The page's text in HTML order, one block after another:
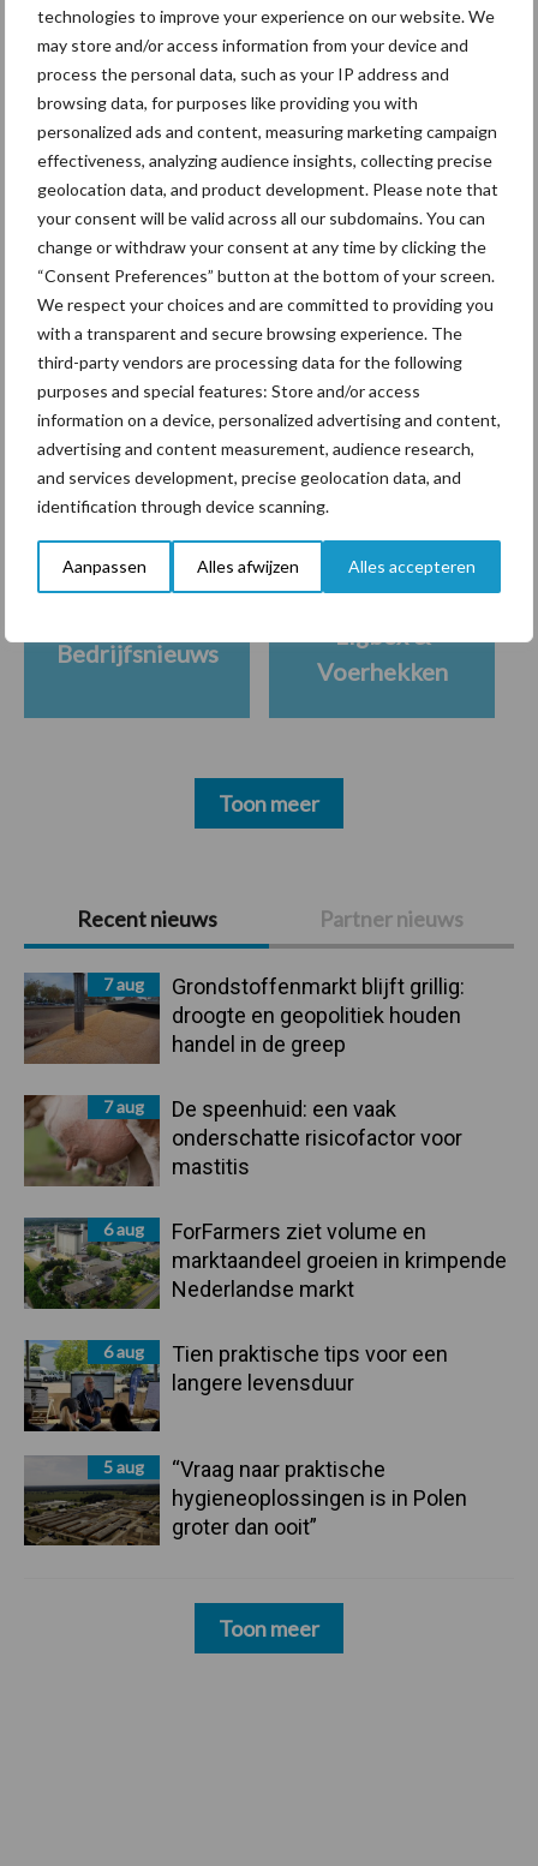
technologies to improve your experience on our website. We
may store and/or access information from your device and
process the personal data, such as your IP address and
browsing data, for purposes like providing you with
personalized ads and content, measuring marketing campaign
effectiveness, analyzing audience insights, collecting precise
geolocation data, and product development. Please note that
your consent will be valid across all our subdomains. You can
change or withdraw your consent at any time by clicking the
“Consent Preferences” button at the bottom of your screen.
We respect your choices and are committed to providing you
with a transparent and secure browsing experience. The
third-party vendors are processing data for the following
purposes and special features: Store and/or access
information on a device, personalized advertising and content,
advertising and content measurement, audience research,
and services development, precise geolocation data, and
identification through device scanning.
Aanpassen Alles afwijzen Alles accepteren
Primaire
Sidebar
Recent nieuws Partner nieuws
7 aug
Grondstoffenmarkt blijft grillig:
droogte en geopolitiek houden
handel in de greep
7 aug
De speenhuid: een vaak
onderschatte risicofactor voor
mastitis
6 aug
ForFarmers ziet volume en
marktaandeel groeien in krimpende
Nederlandse markt
6 aug
Tien praktische tips voor een
langere levensduur
5 aug
“Vraag naar praktische
hygieneoplossingen is in Polen
groter dan ooit”
Toon meer
in de greep
De speenhuid: een vaak
onderschatte risicofactor
voor mastitis
ForFarmers ziet volume en
marktaandeel groeien in
krimpende Nederlandse
markt
Themapagina's
Diergezondheid Bemesting
Bedrijfsnieuws
Ligbox &
Voerhekken
Toon meer